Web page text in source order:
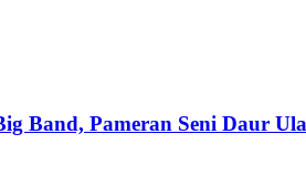
Band, Pameran Seni Daur